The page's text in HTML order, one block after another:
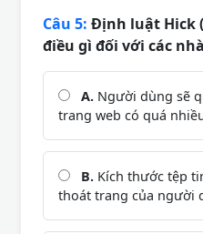
Câu 5: Định luật Hick
điều gì đối với các
A. Người dùng sẽ
trang web có quá
B. Kích thước tệp
thoát trang của người